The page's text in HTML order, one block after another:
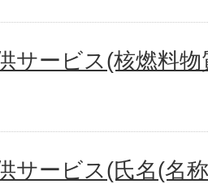
サービス(核燃料
サービス(氏名(名